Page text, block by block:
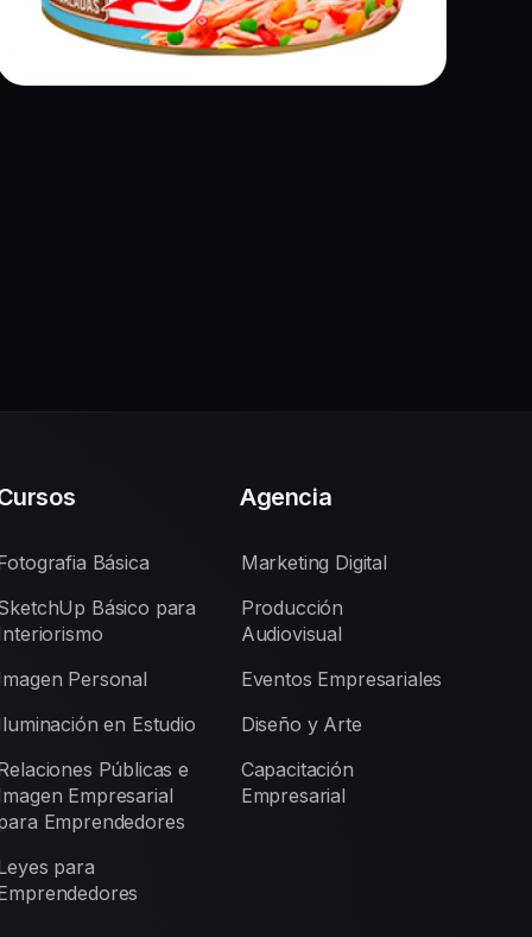
Básica
Básico para
Personal
en Estudio
Públicas e
Empresarial
Emprendedores
para
Agencia
Marketing Digital
Producción
Audiovisual
Eventos Empresariales
Diseño y Arte
Capacitación
Empresarial